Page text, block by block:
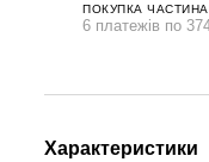
ПОКУПКА
6 платежів по
Характеристики